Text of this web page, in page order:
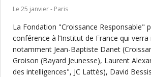
Le 25 janvier - Paris
La Fondation "Croissance Responsable"
conférence à l’Institut de France qui
notamment Jean-Baptiste Danet
Groison (Bayard Jeunesse), Laurent
des intelligences", JC Lattès), David